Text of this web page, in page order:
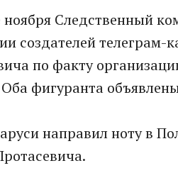
Следственный
создателей телеграм-
по факту
Оба фигуранта
направил ноту в